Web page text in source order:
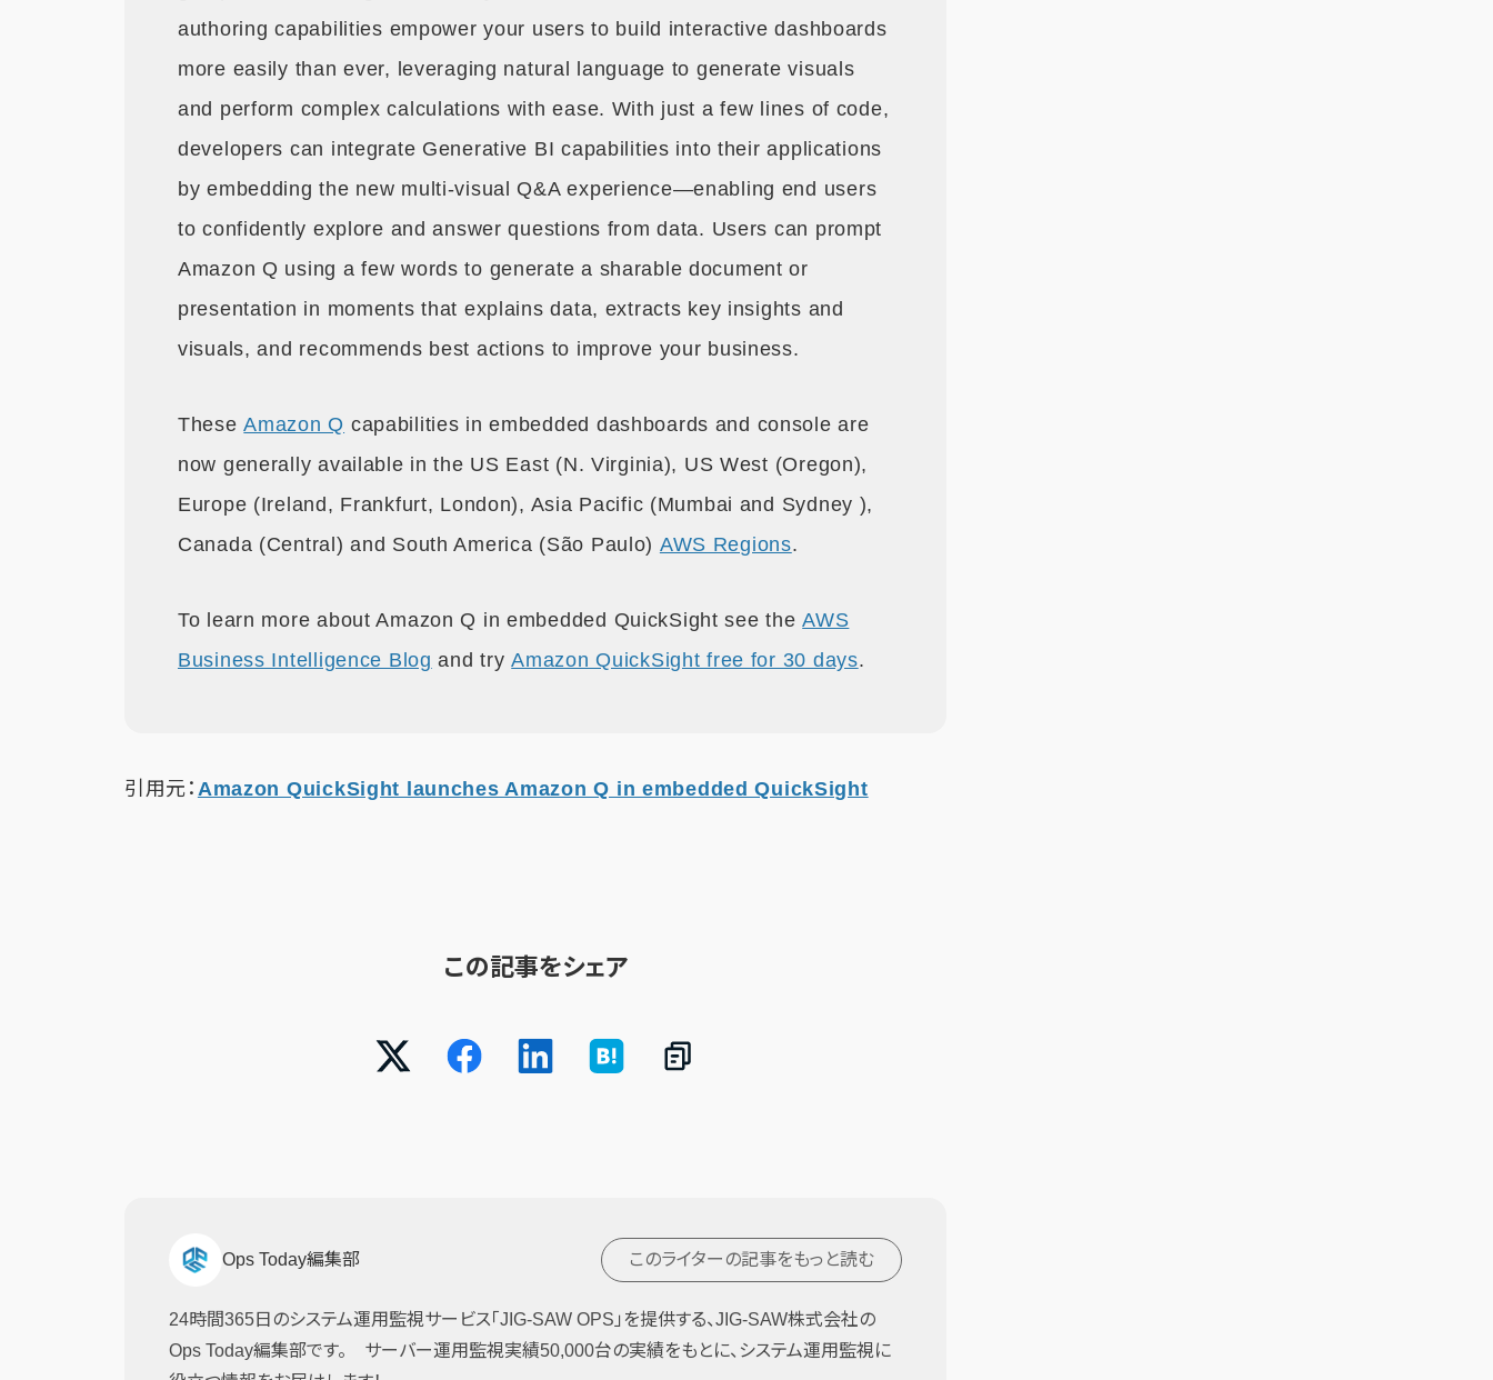
authoring capabilities empower your users to build interactive dashboards
more easily than ever, leveraging natural language to generate visuals
and perform complex calculations with ease. With just a few lines of code,
developers can integrate Generative BI capabilities into their applications
by embedding the new multi-visual Q&A experience—enabling end users
to confidently explore and answer questions from data. Users can prompt
Amazon Q using a few words to generate a sharable document or
presentation in moments that explains data, extracts key insights and
visuals, and recommends best actions to improve your business.
TheseAmazon Q capabilities in embedded dashboards and console are
now generally available in the US East (N. Virginia), US West (Oregon),
Europe (Ireland, Frankfurt, London), Asia Pacific (Mumbai and Sydney ),
Canada (Central) and South America (São Paulo) AWS Regions.
To learn more about Amazon Q in embedded QuickSight see theAWS
Business Intelligence Blog and tryAmazon QuickSight free for 30 days.
引用元： Amazon QuickSight launches Amazon Q in embedded QuickSight
この記事をシェア
Ops Today編集部 このライターの記事をもっと読む
24時間365日のシステム運用監視サービス「JIG-SAW OPS」を提供する、JIG-SAW株式会社の
Ops Today編集部です。 サーバー運用監視実績50,000台の実績をもとに、システム運用監視に